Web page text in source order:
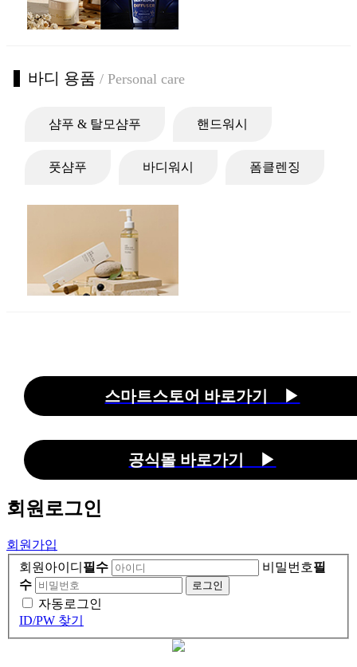
바디 용품 / Personal care
샴푸 & 탈모샴푸 핸드워시
풋샴푸 바디워시 폼클렌징
스마트스토어 바로가기 ▶
공식몰 바로가기 ▶
회원 로그인
회원가입
회원아이디 필수 비밀번호필
수
자동로그인
ID/PW 찾기